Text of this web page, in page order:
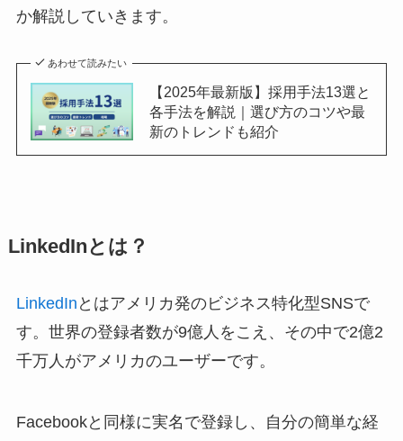
か解説していきます。
あわせて読みたい
【2025年最新版】採用手法13選と
各手法を解説｜選び方のコツや最
新のトレンドも紹介
LinkedInとは？
LinkedIn とはアメリカ発のビジネス特化型SNSで
す。世界の登録者数が9億人をこえ、その中で2億2
千万人がアメリカのユーザーです。
Facebookと同様に実名で登録し、自分の簡単な経